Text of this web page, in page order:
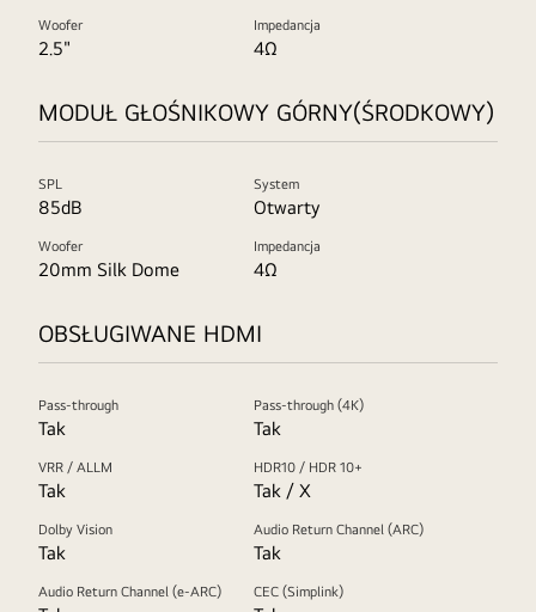
Woofer
2.5"
Impedancja
4Ω
MODUŁ GŁOŚNIKOWY GÓRNY(ŚRODKOWY)
SPL
85dB
System
Otwarty
Woofer
20mm Silk Dome
Impedancja
4Ω
OBSŁUGIWANE HDMI
Pass-through
Tak
Pass-through (4K)
Tak
VRR / ALLM
Tak
HDR10 / HDR 10+
Tak / X
Dolby Vision
Tak
Audio Return Channel (ARC)
Tak
Audio Return Channel (e-ARC) CEC (Simplink)